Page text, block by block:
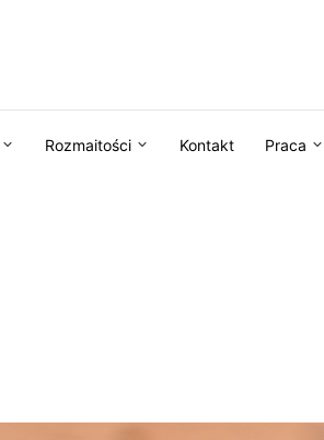
Rozmaitości Kontakt Praca